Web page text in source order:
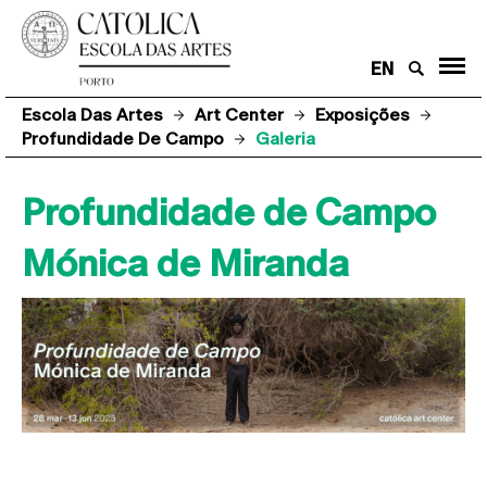
EN
Escola Das Artes Art Center
Exposições
Profundidade De Campo
Galeria
Profundidade de Campo
Mónica de Miranda